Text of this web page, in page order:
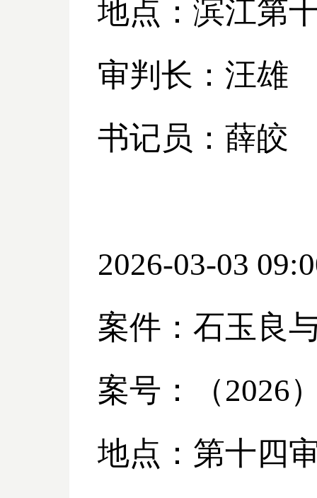
地点：滨江第
审判长：汪雄
书记员：薛皎
2026-03-03
案件：石玉良
案号：（2026
地点：第十四